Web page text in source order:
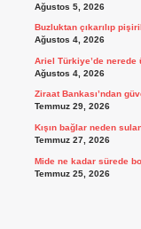
Ağustos 5, 2026
Buzluktan çıkarılıp
Ağustos 4, 2026
Ariel Türkiye’de nerede
Ağustos 4, 2026
Ziraat Bankası’ndan
Temmuz 29, 2026
Kışın bağlar neden
Temmuz 27, 2026
Mide ne kadar sürede
Temmuz 25, 2026